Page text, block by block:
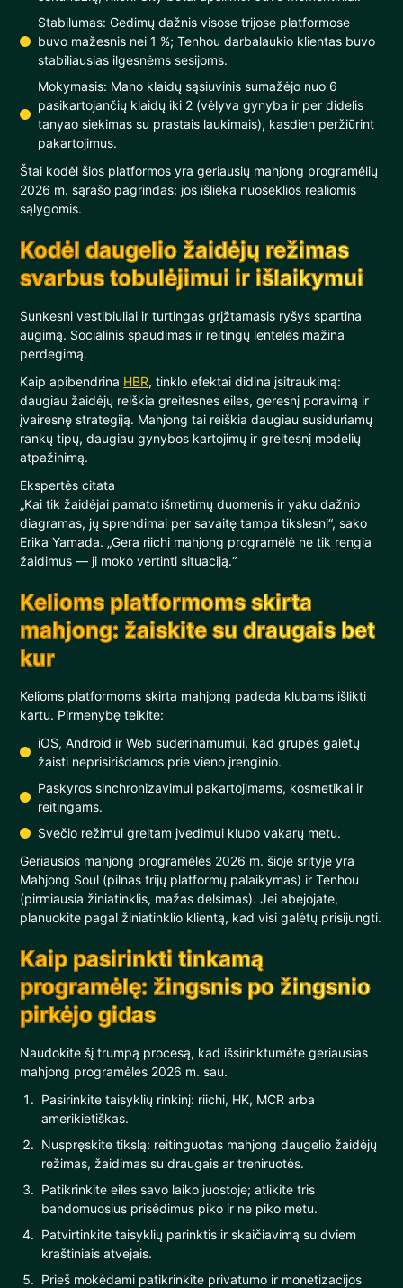
Stabilumas: Gedimų dažnis visose trijose platformose
buvo mažesnis nei 1 %; Tenhou darbalaukio klientas buvo
stabiliausias ilgesnėms sesijoms.
Mokymasis: Mano klaidų sąsiuvinis sumažėjo nuo 6
pasikartojančių klaidų iki 2 (vėlyva gynyba ir per didelis
tanyao siekimas su prastais laukimais), kasdien peržiūrint
pakartojimus.
Štai kodėl šios platformos yra geriausių mahjong programėlių
2026 m. sąrašo pagrindas: jos išlieka nuoseklios realiomis
sąlygomis.
Kodėl daugelio žaidėjų režimas
svarbus tobulėjimui ir išlaikymui
Sunkesni vestibiuliai ir turtingas grįžtamasis ryšys spartina
augimą. Socialinis spaudimas ir reitingų lentelės mažina
perdegimą.
Kaip apibendrina HBR, tinklo efektai didina įsitraukimą:
daugiau žaidėjų reiškia greitesnes eiles, geresnį poravimą ir
įvairesnę strategiją. Mahjong tai reiškia daugiau susiduriamų
rankų tipų, daugiau gynybos kartojimų ir greitesnį modelių
atpažinimą.
Ekspertės citata
„Kai tik žaidėjai pamato išmetimų duomenis ir yaku dažnio
diagramas, jų sprendimai per savaitę tampa tikslesni“, sako
Erika Yamada. „Gera riichi mahjong programėlė ne tik rengia
žaidimus — ji moko vertinti situaciją.“
Kelioms platformoms skirta
mahjong: žaiskite su draugais bet
kur
Kelioms platformoms skirta mahjong padeda klubams išlikti
kartu. Pirmenybę teikite:
iOS, Android ir Web suderinamumui, kad grupės galėtų
žaisti neprisirišdamos prie vieno įrenginio.
Paskyros sinchronizavimui pakartojimams, kosmetikai ir
reitingams.
Svečio režimui greitam įvedimui klubo vakarų metu.
Geriausios mahjong programėlės 2026 m. šioje srityje yra
Mahjong Soul (pilnas trijų platformų palaikymas) ir Tenhou
(pirmiausia žiniatinklis, mažas delsimas). Jei abejojate,
planuokite pagal žiniatinklio klientą, kad visi galėtų prisijungti.
Kaip pasirinkti tinkamą
programėlę: žingsnis po žingsnio
pirkėjo gidas
Naudokite šį trumpą procesą, kad išsirinktumėte geriausias
mahjong programėles 2026 m. sau.
Pasirinkite taisyklių rinkinį: riichi, HK, MCR arba
amerikietiškas.
Nuspręskite tikslą: reitinguotas mahjong daugelio žaidėjų
režimas, žaidimas su draugais ar treniruotės.
Patikrinkite eiles savo laiko juostoje; atlikite tris
bandomuosius prisėdimus piko ir ne piko metu.
Patvirtinkite taisyklių parinktis ir skaičiavimą su dviem
kraštiniais atvejais.
Prieš mokėdami patikrinkite privatumo ir monetizacijos